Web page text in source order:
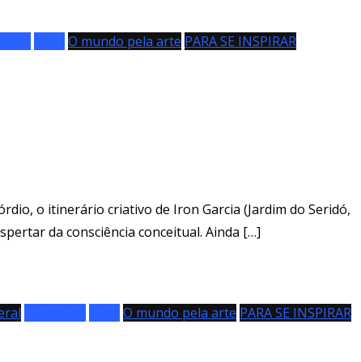
O mundo pela arte PARA SE INSPIRAR
o itinerário criativo de Iron Garcia (Jardim do Seridó,
da consciência conceitual. Ainda […]
O mundo pela arte PARA SE INSPIRAR